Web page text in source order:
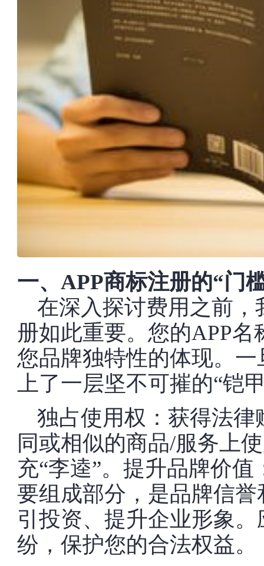
一、APP商标注册的“门
在深入探讨费用之前，
册如此重要。您的APP名
您品牌独特性的体现。
上了一层坚不可摧的“铠
独占使用权：获得法
同或相似的商品/服务上
充“李逵”。提升品牌价
要组成部分，是品牌信
引投资、提升企业形象
纷，保护您的合法权益。